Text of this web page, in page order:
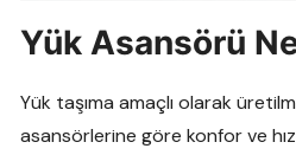
Yük Asansörü
Yük taşıma amaçlı olarak
asansörlerine göre konfor ve